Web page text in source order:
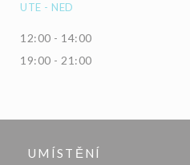
UTE - NED
12:00 - 14:00
19:00 - 21:00
UMÍSTĚNÍ